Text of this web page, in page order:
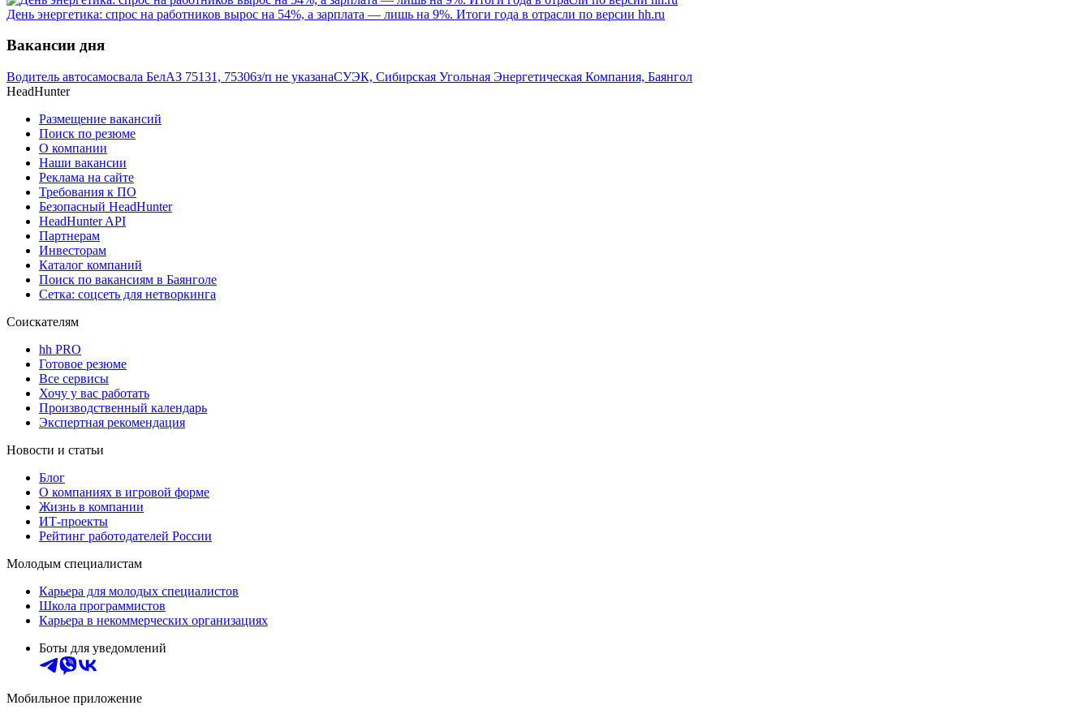
День энергетика: спрос на работников вырос на 54%, а зарплата — лишь на 9%. Итоги года в отрасли по версии hh.ru
Вакансии дня
Водитель автосамосвала БелАЗ 75131, 75306з/п не указанаСУЭК, Сибирская Угольная Энергетическая Компания, Баянгол
HeadHunter
Размещение вакансий
Поиск по резюме
О компании
Наши вакансии
Реклама на сайте
Требования к ПО
Безопасный HeadHunter
HeadHunter API
Партнерам
Инвесторам
Каталог компаний
Поиск по вакансиям в Баянголе
Сетка: соцсеть для нетворкинга
Соискателям
hh PRO
Готовое резюме
Все сервисы
Хочу у вас работать
Производственный календарь
Экспертная рекомендация
Новости и статьи
Блог
О компаниях в игровой форме
Жизнь в компании
ИТ-проекты
Рейтинг работодателей России
Молодым специалистам
Карьера для молодых специалистов
Школа программистов
Карьера в некоммерческих организациях
Боты для уведомлений
Мобильное приложение